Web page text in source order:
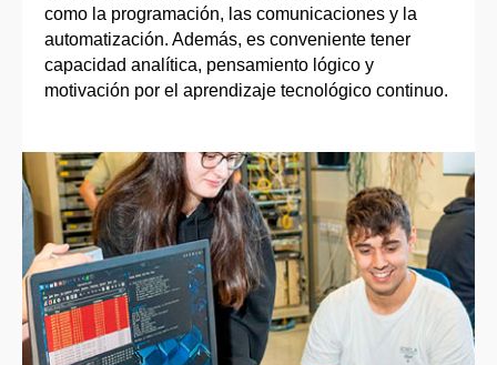
como la programación, las comunicaciones y la
automatización. Además, es conveniente tener
capacidad analítica, pensamiento lógico y
motivación por el aprendizaje tecnológico continuo.